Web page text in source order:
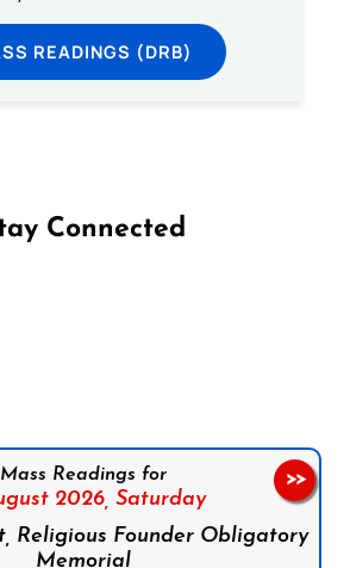
READINGS (DRB)
Connected
Mass Readings for
2026, Saturday
Religious Founder Obligatory
Memorial
>>